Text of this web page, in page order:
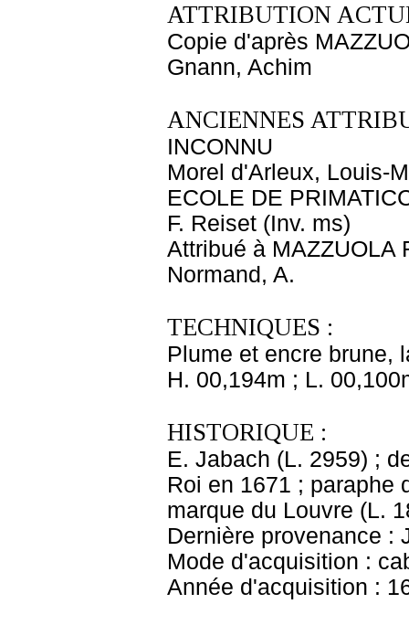
ATTRIBUTION
Copie d'après
Gnann, Achim
ANCIENNES
INCONNU
Morel d'Arleux, Louis-
ECOLE DE
F. Reiset (Inv. ms)
Attribué à MAZZUOLA
Normand, A.
TECHNIQUES :
Plume et encre brune,
H. 00,194m ; L.
HISTORIQUE :
E. Jabach (L. 2959) ;
Roi en 1671 ; paraphe
marque du Louvre (L.
Dernière provenance :
Mode d'acquisition :
Année d'acquisition :